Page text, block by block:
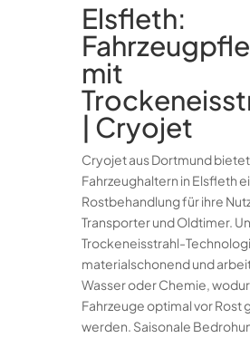
Elsfleth:
mit
| Cryojet
Cryojet aus Dortmund bietet
Fahrzeughaltern in Elsfleth
Rostbehandlung für ihre
Transporter und Oldtimer.
Trockeneisstrahl-
materialschonend und
Wasser oder Chemie,
Fahrzeuge optimal vor Rost
werden. Saisonale